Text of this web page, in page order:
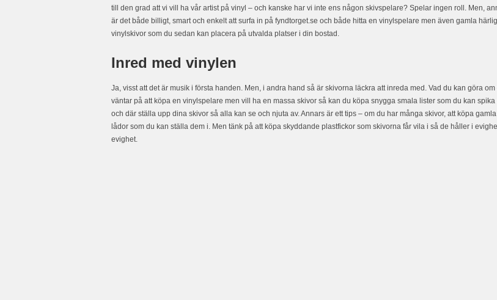
till den grad att vi vill ha vår artist på vinyl – och kanske har vi inte ens någon skivspelare? Spelar ingen roll. Men,
är det både billigt, smart och enkelt att surfa in på fyndtorget.se och både hitta en vinylspelare men även gamla
vinylskivor som du sedan kan placera på utvalda platser i din bostad.
Inred med vinylen
Ja, visst att det är musik i första handen. Men, i andra hand så är skivorna läckra att inreda med. Vad du kan göra om
väntar på att köpa en vinylspelare men vill ha en massa skivor så kan du köpa snygga smala lister som du kan spika
och där ställa upp dina skivor så alla kan se och njuta av. Annars är ett tips – om du har många skivor, att köpa gamla
lådor som du kan ställa dem i. Men tänk på att köpa skyddande plastfickor som skivorna får vila i så de håller i
evighet.